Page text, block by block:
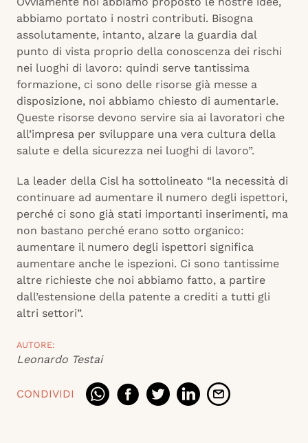
abbiamo portato i nostri contributi. Bisogna
assolutamente, intanto, alzare la guardia dal
punto di vista proprio della conoscenza dei rischi
nei luoghi di lavoro: quindi serve tantissima
formazione, ci sono delle risorse già messe a
disposizione, noi abbiamo chiesto di aumentarle.
Queste risorse devono servire sia ai lavoratori che
all’impresa per sviluppare una vera cultura della
salute e della sicurezza nei luoghi di lavoro”.
La leader della Cisl ha sottolineato “la necessità di
continuare ad aumentare il numero degli ispettori,
perché ci sono già stati importanti inserimenti, ma
non bastano perché erano sotto organico:
aumentare il numero degli ispettori significa
aumentare anche le ispezioni. Ci sono tantissime
altre richieste che noi abbiamo fatto, a partire
dall’estensione della patente a crediti a tutti gli
altri settori”.
AUTORE:
Leonardo Testai
CONDIVIDI